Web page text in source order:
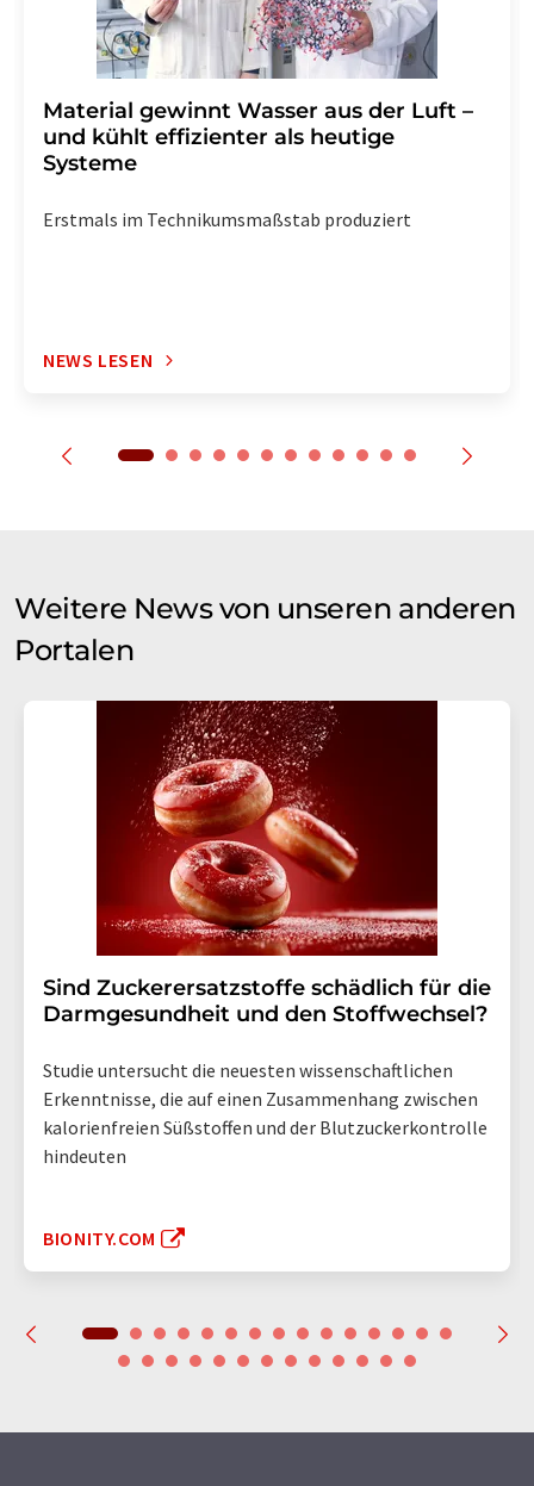
Material gewinnt Wasser aus der Luft –
und kühlt effizienter als heutige
Systeme
Erstmals im Technikumsmaßstab produziert
NEWS LESEN
Weitere News von unseren anderen
Portalen
Sind Zuckerersatzstoffe schädlich für die
Darmgesundheit und den Stoffwechsel?
Studie untersucht die neuesten wissenschaftlichen
Erkenntnisse, die auf einen Zusammenhang zwischen
kalorienfreien Süßstoffen und der Blutzuckerkontrolle
hindeuten
BIONITY.COM